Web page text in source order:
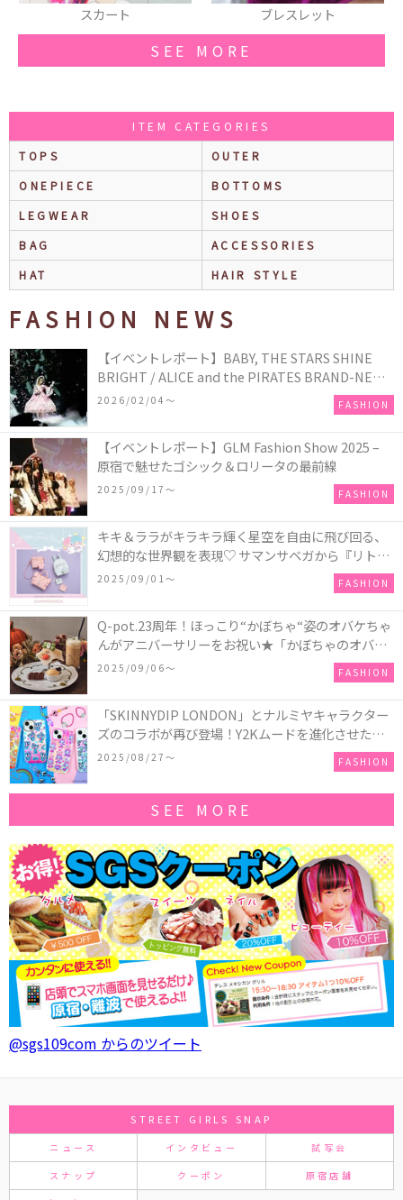
ブレスレット ブーツ
SEE MORE
ITEM CATEGORIES
TOPS
OUTER
ONEPIECE
BOTTOMS
LEGWEAR
SHOES
BAG
ACCESSORIES
HAT
HAIR STYLE
FASHION NEWS
【イベントレポート】BABY, THE STARS SHINE
BRIGHT / ALICE and the PIRATES BRAND-NEW
COLLECTION in TOKYO
2026/02/04〜 FASHION
【イベントレポート】GLM Fashion Show 2025 –
原宿で魅せたゴシック＆ロリータの最前線
2025/09/17〜 FASHION
キキ＆ララがキラキラ輝く星空を自由に飛び回る、
幻想的な世界観を表現♡ サマンサベガから『リトル
ツインスターズ』50周年アニバーサリーイヤー』を
2025/09/01〜 FASHION
Q-pot.23周年！ほっこり“かぼちゃ“姿のオバケちゃ
んがアニバーサリーをお祝い★「かぼちゃのオバケ
ーキアクセサリー」が新発売！Q-pot CAFE.では
「かぼちゃのオバケーキプレート」も登場
2025/09/06〜 FASHION
「SKINNYDIP LONDON」とナルミヤキャラクター
ズのコラボが再び登場！Y2Kムードを進化させた新
作コレクションを発売♪
2025/08/27〜 FASHION
SEE MORE
@sgs109com からのツイート
STREET GIRLS SNAP
ニュース インタビュー 試写会
スナップ クーポン 原宿店舗